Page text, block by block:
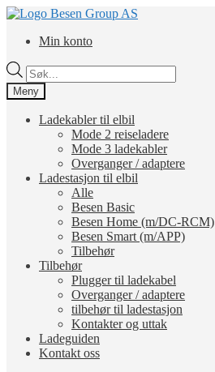
Hopp
navigasjon
Hopp
innholdMin konto
Products
search
Meny
Ladekabler til elbil
Mode 2 reiseladere
Mode 3 ladekabler
Overganger / adaptere
Ladestasjon til elbil
Alle
Besen Basic
Besen Home (m/DC-RCM)
Besen Smart (m/APP)
Tilbehør
Tilbehør
Plugger til ladekabel
Overganger / adaptere
tilbehør til ladestasjon
Kontakter og uttak
Ladeguiden
Kontakt oss